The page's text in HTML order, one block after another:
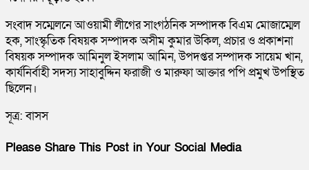
সংবাদ সম্মেলনে আওয়ামী লীগের সাংগঠনিক সম্পাদক বিএম মোজাম্মেল
হক, সাংস্কৃতিক বিষয়ক সম্পাদক অসীম কুমার উকিল, প্রচার ও প্রকাশনা
বিষয়ক সম্পাদক আমিনুল ইসলাম আমিন, উপদপ্তর সম্পাদক সায়েম খান,
কার্যনির্বাহী সদস্য সাহাবুদ্দিন ফরাজী ও মারুফা আক্তার পপি প্রমুখ উপস্থিত
ছিলেন।
সূত্র: বাসস
Please Share This Post in Your Social Media